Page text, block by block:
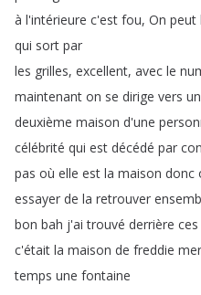
à l'intérieure c'est fou, On peut
qui sort par
les grilles, excellent, avec le
maintenant on se dirige vers
deuxième maison d'une
célébrité qui est décédé par
pas où elle est la maison donc
essayer de la retrouver
bon bah j'ai trouvé derrière ces
c'était la maison de freddie
temps une fontaine